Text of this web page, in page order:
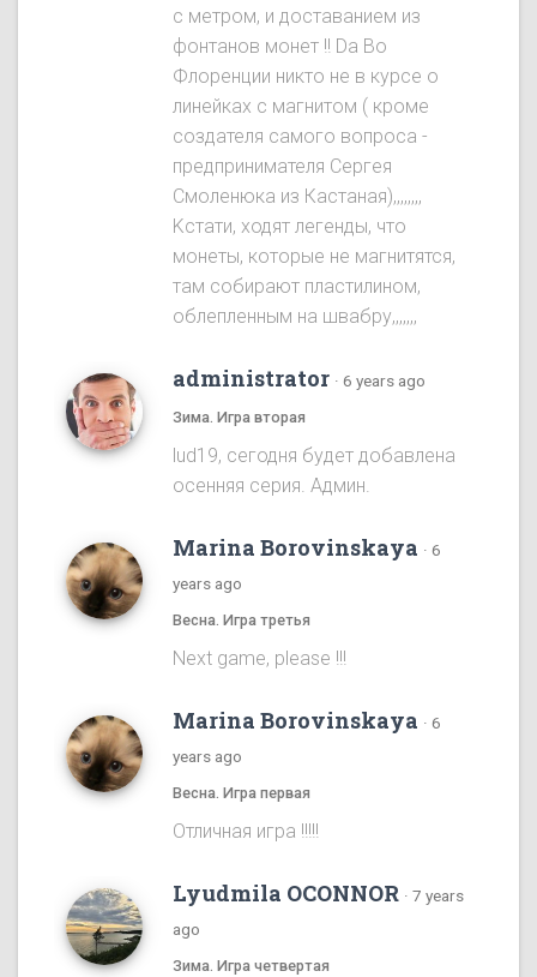
с метром, и доставанием из
фонтанов монет !! Da Во
Флоренции никто не в курсе о
линейках с магнитом ( кроме
создателя самого вопроса -
предпринимателя Сергея
Смоленюка из Кастаная),,,,,,,,
Kстати, ходят легенды, что
монеты, которые не магнитятся,
там собирают пластилином,
облепленным на швабру,,,,,,,
administrator · 6 years ago
Зима. Игра вторая
lud19, сегодня будет добавлена
осенняя серия. Админ.
Marina Borovinskaya · 6
years ago
Весна. Игра третья
Next game, please !!!
Marina Borovinskaya · 6
years ago
Весна. Игра первая
Отличная игра !!!!!
Lyudmila OCONNOR · 7 years
ago
Зима. Игра четвертая